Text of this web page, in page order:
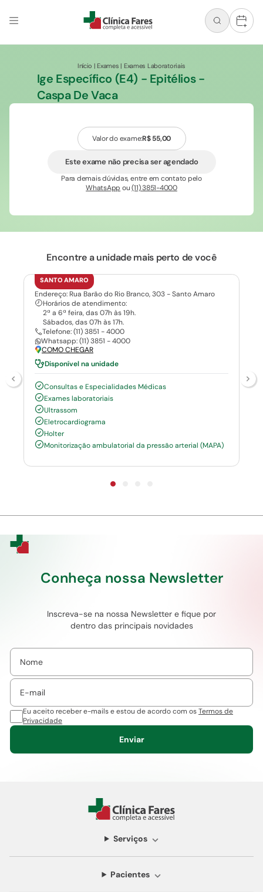
+
Início |Exames | Exames Laboratoriais
Ige Específico (E4) - Epitélios -
Caspa De Vaca
Valor do exame:R$ 55,00
Este exame não precisa ser agendado
Para demais dúvidas, entre em contato pelo
WhatsApp ou(11) 3851-4000
Encontre a unidade mais perto de você
SANTO AMARO
Endereço: Rua Barão do Rio Branco, 303 - Santo Amaro
Horários de atendimento:
2ª a 6ª feira, das 07h às 19h.
Sábados, das 07h às 17h.
Telefone: (11) 3851 - 4000
Whatsapp: (11) 3851 - 4000
COMO CHEGAR
Disponível na unidade
Consultas e Especialidades Médicas
Exames laboratoriais
Ultrassom
Eletrocardiograma
Holter
Monitorização ambulatorial da pressão arterial (MAPA)
Conheça nossa Newsletter
Inscreva-se na nossa Newsletter e fique por
dentro das principais novidades
Eu aceito receber e-mails e estou de acordo com osTermos de
Privacidade
Enviar
Serviços
Pacientes